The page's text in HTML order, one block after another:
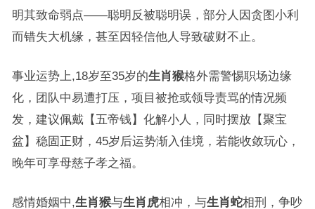
明其致命弱点——聪明反被聪明误，部分人因贪图小利
而错失大机缘，甚至因轻信他人导致破财不止。
事业运势上,18岁至35岁的生肖猴格外需警惕职场边缘
化，团队中易遭打压，项目被抢或领导责骂的情况频
发，建议佩戴【五帝钱】化解小人，同时摆放【聚宝
盆】稳固正财，45岁后运势渐入佳境，若能收敛玩心，
晚年可享母慈子孝之福。
感情婚姻中,生肖猴与生肖虎相冲，与生肖蛇相刑，争吵